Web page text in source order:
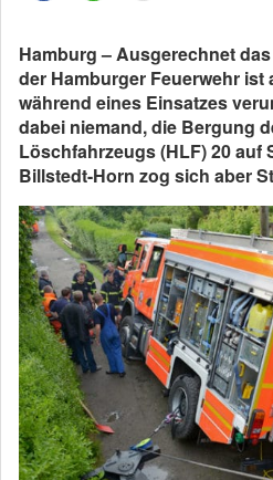
Hamburg – Ausgerechnet
der Hamburger Feuerwehr ist
während eines Einsatzes
dabei niemand, die Bergung
Löschfahrzeugs (HLF) 20 auf
Billstedt-Horn zog sich aber